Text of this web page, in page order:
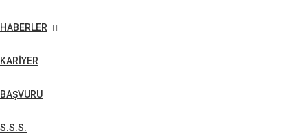
HABERLER
KARİYER
BAŞVURU
S.S.S.